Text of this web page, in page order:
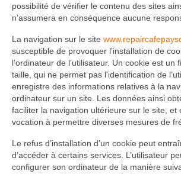
possibilité de vérifier le contenu des sites
n’assumera en conséquence aucune
La navigation sur le site
susceptible de provoquer l’installation de
l’ordinateur de l’utilisateur. Un cookie est un
taille, qui ne permet pas l’identification de
enregistre des informations relatives à la
ordinateur sur un site. Les données ainsi
faciliter la navigation ultérieure sur le site, et
vocation à permettre diverses mesures de
Le refus d’installation d’un cookie peut
d’accéder à certains services. L’utilisateur
configurer son ordinateur de la manière